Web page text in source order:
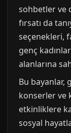
sohbetler ve
fırsatı da
seçenekleri,
genç
alanlarına
Bu bayanlar,
konserler ve
etkinliklere
sosyal